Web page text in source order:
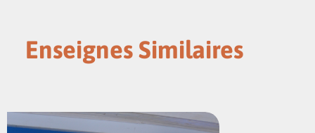
Enseignes Similaires